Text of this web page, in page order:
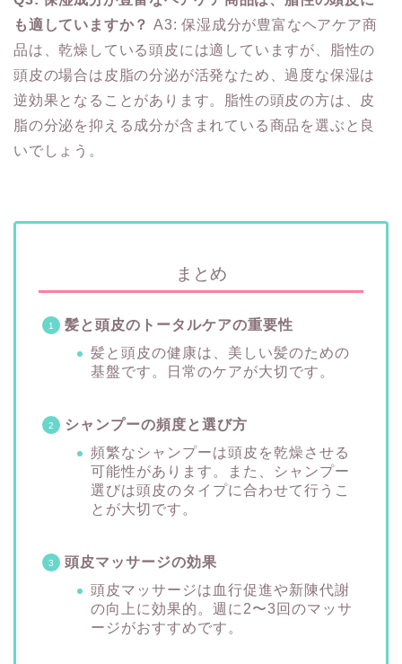
も適していますか？ A3: 保湿成分が豊富なヘアケア商
品は、乾燥している頭皮には適していますが、脂性の
頭皮の場合は皮脂の分泌が活発なため、過度な保湿は
逆効果となることがあります。脂性の頭皮の方は、皮
脂の分泌を抑える成分が含まれている商品を選ぶと良
いでしょう。
まとめ
髪と頭皮のトータルケアの重要性
髪と頭皮の健康は、美しい髪のための
基盤です。日常のケアが大切です。
シャンプーの頻度と選び方
頻繁なシャンプーは頭皮を乾燥させる
可能性があります。また、シャンプー
選びは頭皮のタイプに合わせて行うこ
とが大切です。
頭皮マッサージの効果
頭皮マッサージは血行促進や新陳代謝
の向上に効果的。週に2〜3回のマッサ
ージがおすすめです。